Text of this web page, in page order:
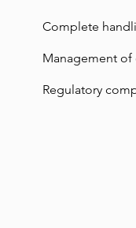
​Complete
​Management
Regulatory